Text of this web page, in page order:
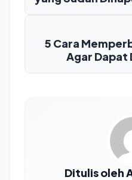
5 Cara
Agar Dapat
Ditulis oleh